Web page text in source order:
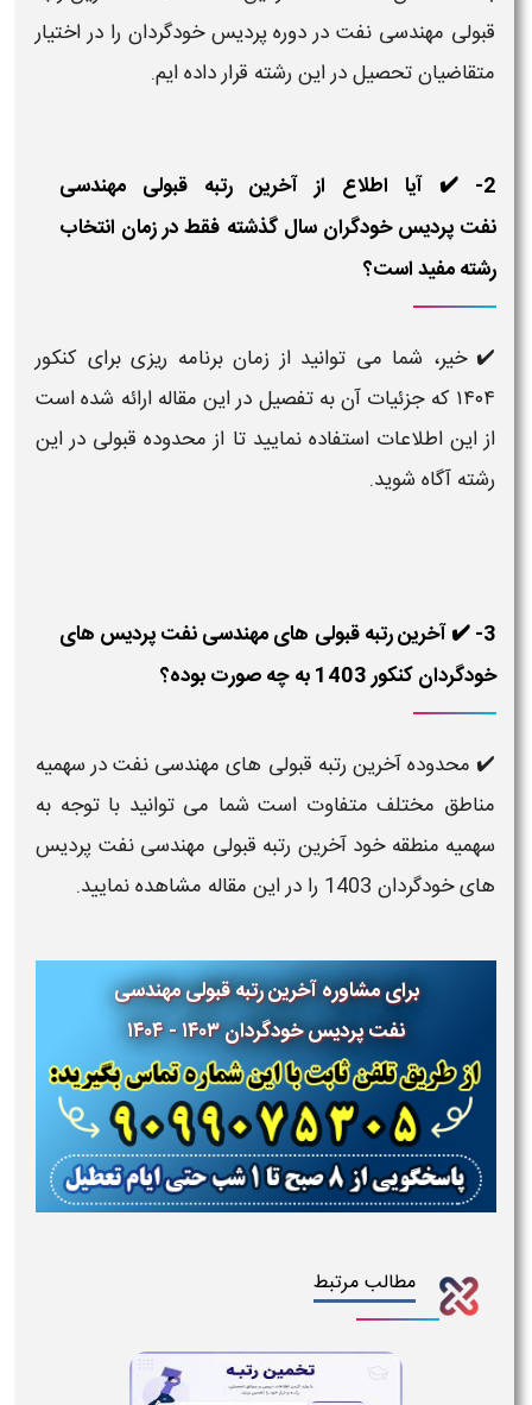
قبولی مهندسی نفت در دوره پردیس خودگردان را در اختیار
متقاضیان تحصیل در این رشته قرار داده ایم.
2- ✔️ آیا اطلاع از آخرین رتبه قبولی مهندسی
نفت پردیس خودگران سال گذشته فقط در زمان انتخاب
رشته مفید است؟
✔️ خیر، شما می توانید از زمان برنامه ریزی برای کنکور
۱۴۰۴ که جزئیات آن به تفصیل در این مقاله ارائه شده است
از این اطلاعات استفاده نمایید تا از محدوده قبولی در این
رشته آگاه شوید.
3- ✔️ آخرین رتبه قبولی های مهندسی نفت پردیس های
خودگردان کنکور 1403 به چه صورت بوده؟
✔️ محدوده آخرین رتبه قبولی های مهندسی نفت در سهمیه
مناطق مختلف متفاوت است شما می توانید با توجه به
سهمیه منطقه خود آخرین رتبه قبولی مهندسی نفت پردیس
های خودگردان 1403 را در این مقاله مشاهده نمایید.
برای مشاوره آخرین رتبه قبولی مهندسی
نفت پردیس خودگردان ۱۴۰۳ - ۱۴۰۴
مطالب مرتبط